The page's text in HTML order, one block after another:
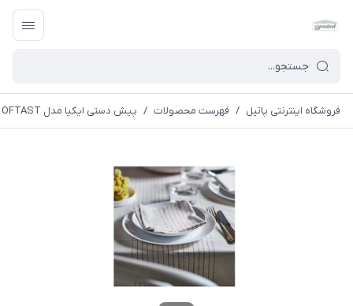
فروشگاه اینترنتی پاتیل / فهرست محصولات / پیش دستی ایکیا مدل OFTAST